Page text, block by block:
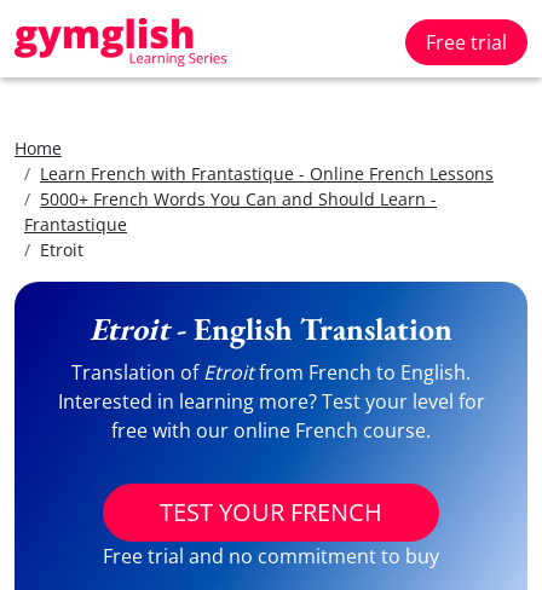
Free trial
Home
Learn French with Frantastique - Online French Lessons
5000+ French Words You Can and Should Learn -
Frantastique
Etroit
Etroit- English Translation
Translation ofEtroitfrom French to English.
Interested in learning more? Test your level for
free with our online French course.
TEST YOUR FRENCH
Free trial and no commitment to buy